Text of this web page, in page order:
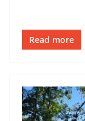
Read more